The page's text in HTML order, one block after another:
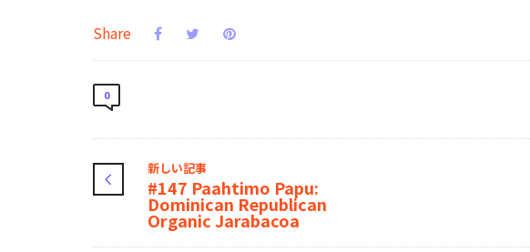
Share
0
新しい記事
#147 Paahtimo Papu:
Dominican Republican
Organic Jarabacoa